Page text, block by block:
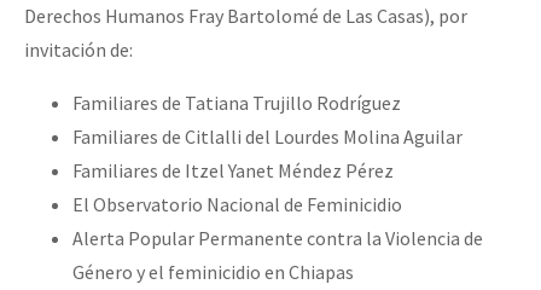
Derechos Humanos Fray Bartolomé de Las Casas), por
invitación de:
Familiares de Tatiana Trujillo Rodríguez
Familiares de Citlalli del Lourdes Molina Aguilar
Familiares de Itzel Yanet Méndez Pérez
El Observatorio Nacional de Feminicidio
Alerta Popular Permanente contra la Violencia de
Género y el feminicidio en Chiapas